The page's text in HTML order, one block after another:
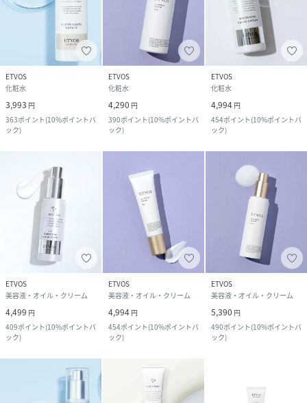
ETVOS
化粧水
3,993 円
363ポイント(10%ポイントバ
ック)
ETVOS
化粧水
4,290 円
390ポイント(10%ポイントバ
ック)
ETVOS
化粧水
4,994 円
454ポイント(10%ポイントバ
ック)
ETVOS
美容液・オイル・クリーム
4,499 円
409ポイント(10%ポイントバ
ック)
ETVOS
美容液・オイル・クリーム
4,994 円
454ポイント(10%ポイントバ
ック)
ETVOS
美容液・オイル・クリーム
5,390 円
490ポイント(10%ポイントバ
ック)